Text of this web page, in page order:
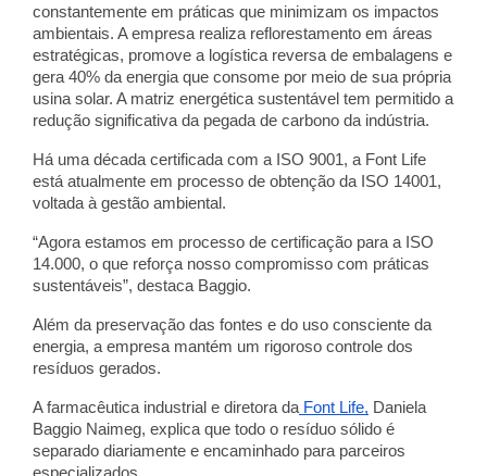
constantemente em práticas que minimizam os impactos
ambientais. A empresa realiza reflorestamento em áreas
estratégicas, promove a logística reversa de embalagens e
gera 40% da energia que consome por meio de sua própria
usina solar. A matriz energética sustentável tem permitido a
redução significativa da pegada de carbono da indústria.
Há uma década certificada com a ISO 9001, a Font Life
está atualmente em processo de obtenção da ISO 14001,
voltada à gestão ambiental.
“Agora estamos em processo de certificação para a ISO
14.000, o que reforça nosso compromisso com práticas
sustentáveis”, destaca Baggio.
Além da preservação das fontes e do uso consciente da
energia, a empresa mantém um rigoroso controle dos
resíduos gerados.
A farmacêutica industrial e diretora da Font Life, Daniela
Baggio Naimeg, explica que todo o resíduo sólido é
separado diariamente e encaminhado para parceiros